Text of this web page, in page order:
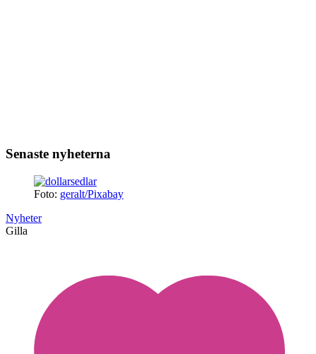
Senaste nyheterna
Foto: geralt/Pixabay
Nyheter
Gilla